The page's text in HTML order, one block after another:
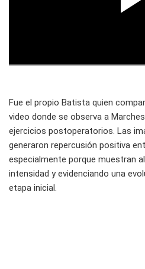
Fue el propio Batista quien
video donde se observa a
ejercicios postoperatorios. Las
generaron repercusión positiva
especialmente porque muestran
intensidad y evidenciando una
etapa inicial.